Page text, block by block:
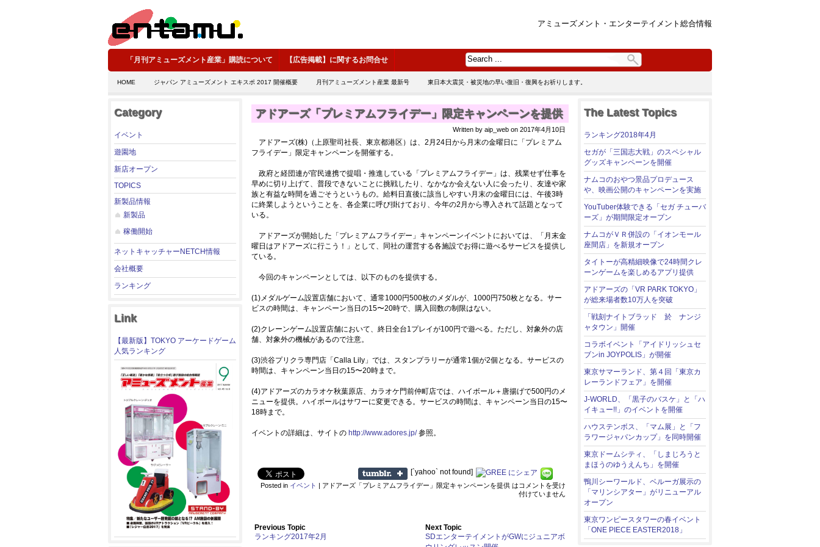
アミューズメント・エンターテイメント総合情報
「月刊アミューズメント産業」購読について 【広告掲載】に関するお問合せ
HOME ジャパン アミューズメント エキスポ 2017 開催概要 月刊アミューズメント産業 最新号 東日本大震災・被災地の早い復旧・復興をお祈りします。
Category
イベント
遊園地
新店オープン
TOPICS
新製品情報
新製品
稼働開始
ネットキャッチャーNETCH情報
会社概要
ランキング
Link
【最新版】TOKYO アーケードゲーム
人気ランキング
アドアーズ「プレミアムフライデー」限定キャンペーンを提供
Written by aip_web on 2017年4月10日
アドアーズ(株)（上原聖司社長、東京都港区）は、2月24日から月末の金曜日に「プレミアム
フライデー」限定キャンペーンを開催する。
政府と経団連が官民連携で提唱・推進している「プレミアムフライデー」は、残業せず仕事を
早めに切り上げて、普段できないことに挑戦したり、なかなか会えない人に会ったり、友達や家
族と有益な時間を過ごそうというもの。給料日直後に該当しやすい月末の金曜日には、午後3時
に終業しようということを、各企業に呼び掛けており、今年の2月から導入されて話題となって
いる。
アドアーズが開始した「プレミアムフライデー」キャンペーンイベントにおいては、「月末金
曜日はアドアーズに行こう！」として、同社の運営する各施設でお得に遊べるサービスを提供し
ている。
今回のキャンペーンとしては、以下のものを提供する。
(1)メダルゲーム設置店舗において、通常1000円500枚のメダルが、1000円750枚となる。サー
ビスの時間は、キャンペーン当日の15〜20時で、購入回数の制限はない。
(2)クレーンゲーム設置店舗において、終日全台1プレイが100円で遊べる。ただし、対象外の店
舗、対象外の機械があるので注意。
(3)渋谷プリクラ専門店「Calla Lily」では、スタンプラリーが通常1個が2個となる。サービスの
時間は、キャンペーン当日の15〜20時まで。
(4)アドアーズのカラオケ秋葉原店、カラオケ門前仲町店では、ハイボール＋唐揚げで500円のメ
ニューを提供。ハイボールはサワーに変更できる。サービスの時間は、キャンペーン当日の15〜
18時まで。
イベントの詳細は、サイトの http://www.adores.jp/参照。
[`yahoo` not found]
Posted in イベント | アドアーズ「プレミアムフライデー」限定キャンペーンを提供 は コメントを受け
付けていません
Previous Topic
ランキング2017年2月
Next Topic
SDエンターテイメントがGWにジュニアボ
The Latest Topics
ランキング2018年4月
セガが「三国志大戦」のスペシャル
グッズキャンペーンを開催
ナムコのおやつ景品プロデュース
や、映画公開のキャンペーンを実施
YouTuber体験できる「セガ チューバ
ーズ」が期間限定オープン
ナムコがＶＲ併設の「イオンモール
座間店」を新規オープン
タイトーが高精細映像で24時間クレ
ーンゲームを楽しめるアプリ提供
アドアーズの「VR PARK TOKYO」
が総来場者数10万人を突破
「戦刻ナイトブラッド 於 ナンジ
ャタウン」開催
コラボイベント「アイドリッシュセ
ブンin JOYPOLIS」が開催
東京サマーランド、第４回「東京カ
レーランドフェア」を開催
J-WORLD、「黒子のバスケ」と「ハ
イキュー!!」のイベントを開催
ハウステンボス、「マム展」と「フ
ラワージャパンカップ」を同時開催
東京ドームシティ、「しまじろうと
まほうのゆうえんち」を開催
鴨川シーワールド、ベルーガ展示の
「マリンシアター」がリニューアル
オープン
東京ワンピースタワーの春イベント
「ONE PIECE EASTER2018」